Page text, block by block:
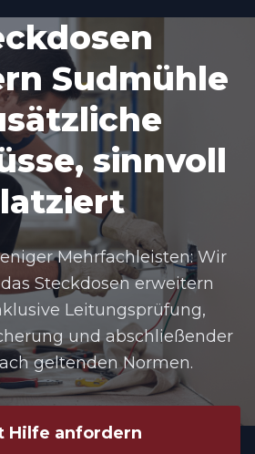
Sudmühle
sinnvoll
Mehrfachleisten: Wir
Steckdosen erweitern
Leitungsprüfung,
und abschließender
geltenden Normen.
Hilfe anfordern